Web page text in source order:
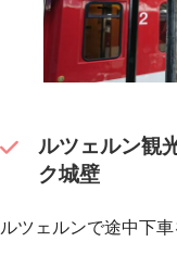
ルツェルン観
ク城壁
ルツェルンで途中下